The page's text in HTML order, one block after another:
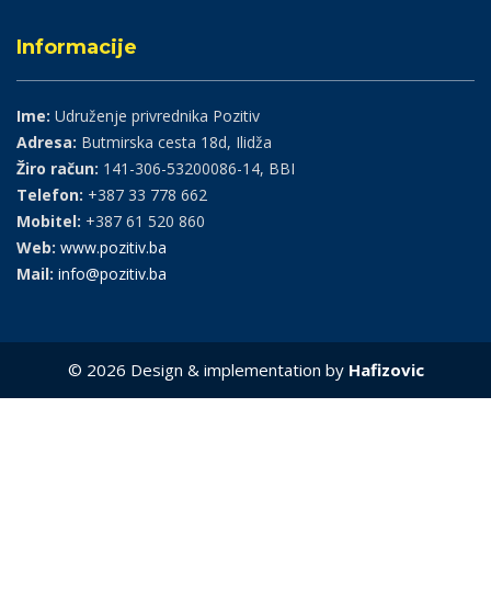
Informacije
Ime: Udruženje privrednika Pozitiv
Adresa: Butmirska cesta 18d, Ilidža
Žiro račun: 141-306-53200086-14, BBI
Telefon: +387 33 778 662
Mobitel: +387 61 520 860
Web: www.pozitiv.ba
Mail: info@pozitiv.ba
© 2026 Design & implementation by Hafizovic